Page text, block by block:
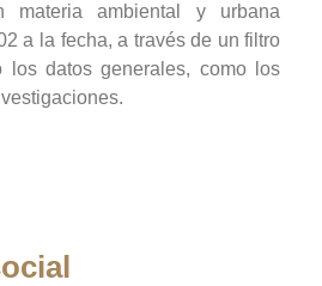
materia ambiental y urbana
a la fecha, a través de un filtro
los datos generales, como los